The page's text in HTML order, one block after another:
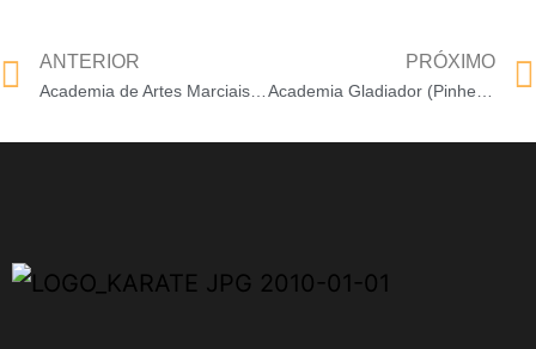
ANTERIOR
Academia de Artes Marciais Scorpion (Sítio Cercado)
PRÓXIMO
Academia Gladiador (Pinheirinho)